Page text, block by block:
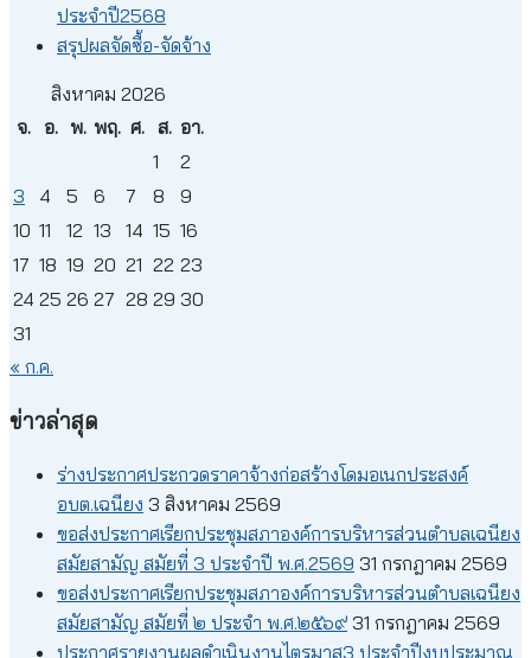
ประจำปี2568
สรุปผลจัดซื้อ-จัดจ้าง
สิงหาคม 2026
จ. อ. พ. พฤ. ศ. ส. อา.
1
2
3
4 5 6 7 8
9
10 11 12 13 14 15 16
17 18 19 20 21 22 23
24 25 26 27 28 29 30
31
« ก.ค.
ข่าวล่าสุด
ร่างประกาศประกวดราคาจ้างก่อสร้างโดมอเนกประสงค์
อบต.เฉนียง 3 สิงหาคม 2569
ขอส่งประกาศเรียกประชุมสภาองค์การบริหารส่วนตำบลเฉนียง
สมัยสามัญ สมัยที่ 3 ประจำปี พ.ศ.2569 31 กรกฎาคม 2569
ขอส่งประกาศเรียกประชุมสภาองค์การบริหารส่วนตำบลเฉนียง
สมัยสามัญ สมัยที่ ๒ ประจำ พ.ศ.๒๕๖๙ 31 กรกฎาคม 2569
ประกาศรายงานผลดำเนินงานไตรมาส3 ประจำปีงบประมาณ